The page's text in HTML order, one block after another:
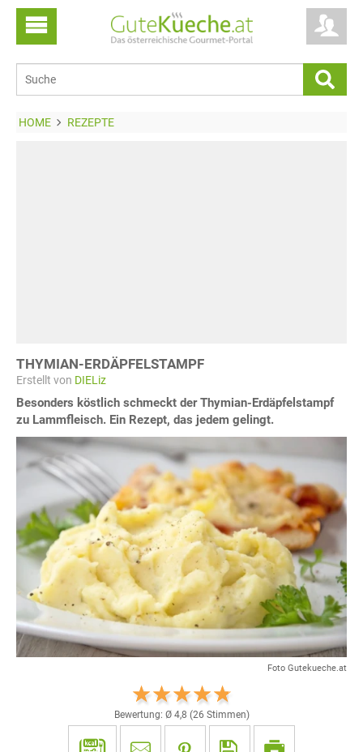
HOME REZEPTE
THYMIAN-ERDÄPFELSTAMPF
Erstellt von DIELiz
Besonders köstlich schmeckt der Thymian-Erdäpfelstampf
zu Lammfleisch. Ein Rezept, das jedem gelingt.
Foto Gutekueche.at
Bewertung: Ø 4,8 (26 Stimmen)